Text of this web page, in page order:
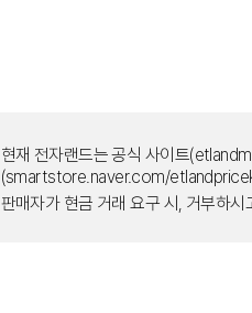
현재 전자랜드는 공식 사이트
(smartstore.naver.com/
판매자가 현금 거래 요구 시, 거부하시